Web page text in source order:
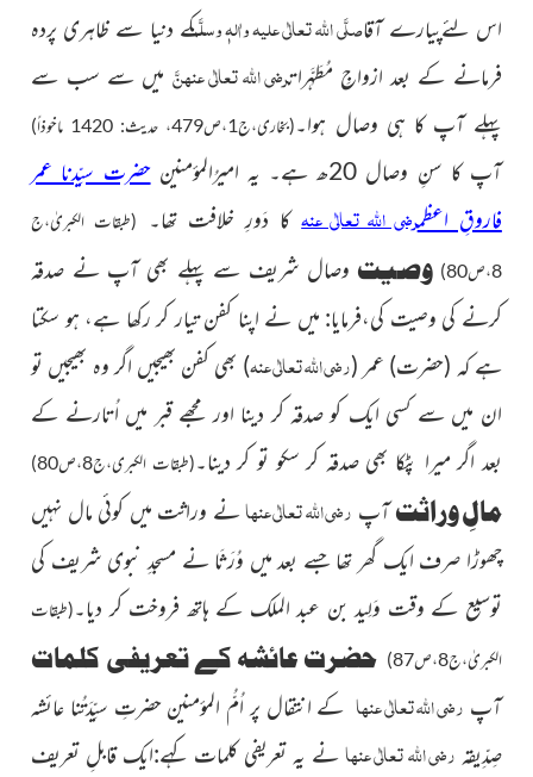
اس لئےپیارے آقاصلَّی اللہ تعالٰی علیہ واٰلہٖ وسلَّمکے دنیا سے ظاہری پردہ
فرمانے کے بعد ازواجِ مُطَہَّراترضی اللہ تعالٰی عنہنَّ میں سے سب سے
پہلے آپ کا ہی وصال ہوا۔(بخاری،ج1،ص479، حدیث: 1420 ماخوذاً)
آپ کا سنِ وصال 20ھ ہے۔ یہ امیرُالمؤمنینحضرت سیِّدنا عمر
فاروقِ اعظمرضی اللہ تعالٰی عنہکا دَورِ خلافت تھا۔ (طبقات الکبریٰ،ج
8،ص80) وصیت وصال شریف سے پہلے بھی آپ نے صدقہ
کرنے کی وصیت کی،فرمایا: میں نے اپنا کفن تیار کر رکھا ہے، ہو سکتا
ہے کہ (حضرت) عمر (رضی اللہ تعالٰی عنہ) بھی کفن بھیجیں اگر وہ بھیجیں تو
ان میں سے کسی ایک کو صدقہ کر دینا اور مجھے قبر میں اُتارنے کے
بعد اگر میرا پٹکا بھی صدقہ کر سکو تو کر دینا۔(طبقات الکبری،ج8،ص80)
مالِ وراثتآپ رضی اللہ تعالٰی عنہانے وراثت میں کوئی مال نہیں
چھوڑا صرف ایک گھر تھا جسے بعد میں وُرَثَا نے مسجدِ نبوی شریف کی
توسیع کے وقت وَلِید بن عبد الملک کے ہاتھ فروخت کر دیا۔(طبقات
الکبریٰ،ج8،ص87) حضرت عائشہ کے تعریفی کلمات
آپ رضی اللہ تعالٰی عنہا کے انتقال پر اُمُّ المؤمنین حضرتِ سیِّدَتُنا عائشہ
صِدِّیقہ رضی اللہ تعالٰی عنہانے یہ تعریفی کلمات کہے:ایک قابلِ تعریف